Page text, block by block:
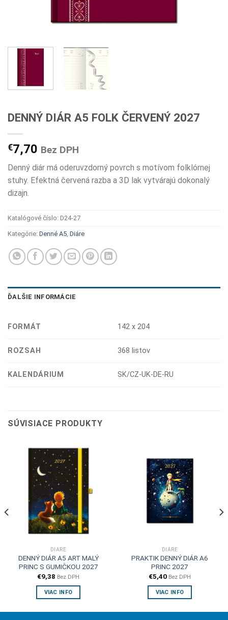
DENNÝ DIÁR A5 FOLK ČERVENÝ 2027
€7,70 Bez DPH
Denný diár má oderuvzdorný povrch s motívom folklórnej
stuhy. Efektná červená razba a 3D lak vytvárajú dokonalý
dizajn.
Katalógové číslo: D24-27
Kategórie: Denné A5 Diáre
ĎALŠIE INFORMÁCIE
FORMÁT 142 x 204
ROZSAH 368 listov
KALENDÁRIUM SK/CZ-UK-DE-RU
SÚVISIACE PRODUKTY
DIÁRE
DENNÝ DIÁR A5 ART MALÝ
PRINC S GUMIČKOU 2027
€9,38 Bez DPH
VIAC INFO
DIÁRE
PRAKTIK DENNÝ DIÁR A6
PRINC 2027
€5,40 Bez DPH
VIAC INFO